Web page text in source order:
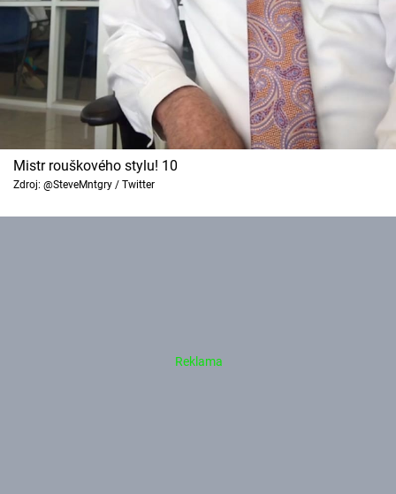
Mistr rouškového stylu! 10
Zdroj: @SteveMntgry / Twitter